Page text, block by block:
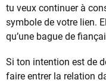
tu veux continuer à
symbole de votre lien.
qu’une bague de
Si ton intention est de
faire entrer la relation